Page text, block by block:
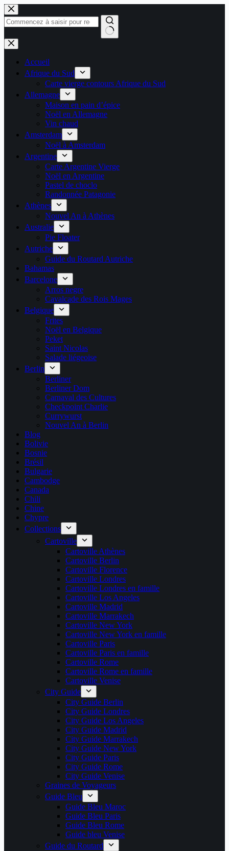
Passer
au
contenu
Aucun
résultat
Accueil
Afrique du Sud
Carte vierge contours Afrique du Sud
Allemagne
Maison en pain d’épice
Noël en Allemagne
Vin chaud
Amsterdam
Noël à Amsterdam
Argentine
Carte Argentine Vierge
Noël en Argentine
Pastel de choclo
Randonnée Patagonie
Athènes
Nouvel An à Athènes
Australie
Pie Floater
Autriche
Guide du Routard Autriche
Bahamas
Barcelone
Arros negre
Cavalcade des Rois Mages
Belgique
Frites
Noël en Belgique
Peket
Saint Nicolas
Salade liégeoise
Berlin
Berliner
Berliner Dom
Carnaval des Cultures
Checkpoint Charlie
Currywurst
Nouvel An à Berlin
Blog
Bolivie
Bosnie
Brésil
Bulgarie
Cambodge
Canada
Chili
Chine
Chypre
Collections
Cartoville
Cartoville Athènes
Cartoville Berlin
Cartoville Florence
Cartoville Londres
Cartoville Londres en famille
Cartoville Los Angeles
Cartoville Madrid
Cartoville Marrakech
Cartoville New York
Cartoville New York en famille
Cartoville Paris
Cartoville Paris en famille
Cartoville Rome
Cartoville Rome en famille
Cartoville Venise
City Guide
City Guide Berlin
City Guide Londres
City Guide Los Angeles
City Guide Madrid
City Guide Marrakech
City Guide New York
City Guide Paris
City Guide Rome
City Guide Venise
Graines de Voyageurs
Guide Bleu
Guide Bleu Maroc
Guide Bleu Paris
Guide Bleu Rome
Guide bleu Venise
Guide du Routard